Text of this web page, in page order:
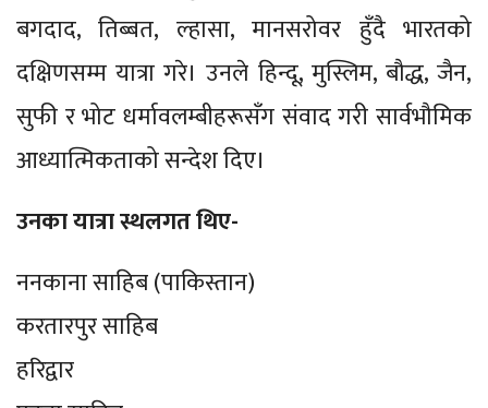
बगदाद, तिब्बत, ल्हासा, मानसरोवर हुँदै भारतको
दक्षिणसम्म यात्रा गरे। उनले हिन्दू, मुस्लिम, बौद्ध, जैन,
सुफी र भोट धर्मावलम्बीहरूसँग संवाद गरी सार्वभौमिक
आध्यात्मिकताको सन्देश दिए।
उनका यात्रा स्थलगत थिए-
ननकाना साहिब (पाकिस्तान)
करतारपुर साहिब
हरिद्वार